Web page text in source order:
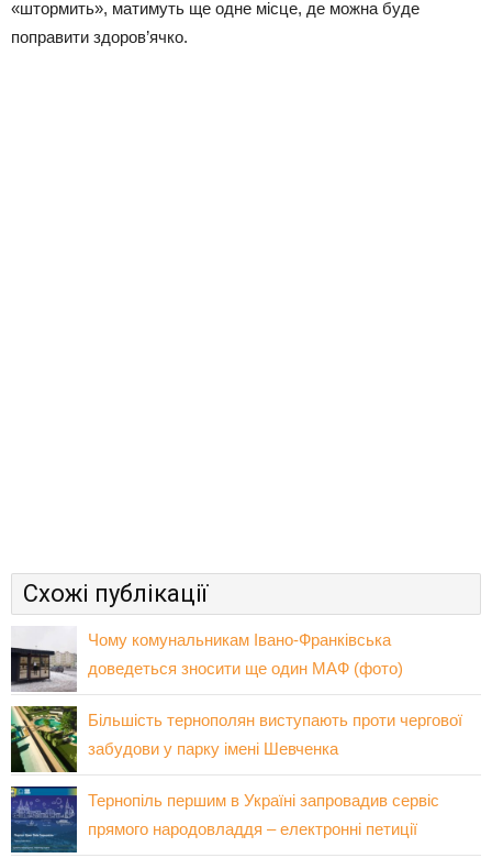
«штормить», матимуть ще одне місце, де можна буде
поправити здоров’ячко.
Схожі публікації
Чому комунальникам Івано-Франківська
доведеться зносити ще один МАФ (фото)
Більшість тернополян виступають проти чергової
забудови у парку імені Шевченка
Тернопіль першим в Україні запровадив сервіс
прямого народовладдя – електронні петиції